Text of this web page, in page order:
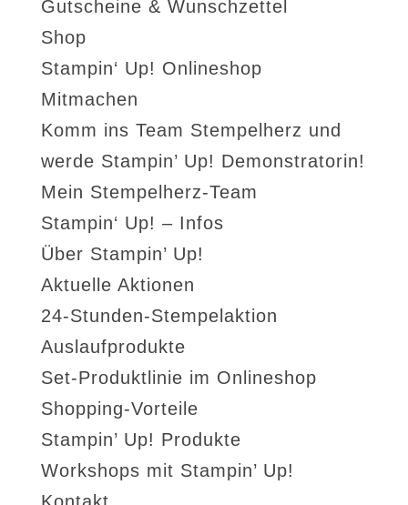
Gutscheine & Wunschzettel
Shop
Stampin‘ Up! Onlineshop
Mitmachen
Komm ins Team Stempelherz und
werde Stampin’ Up! Demonstratorin!
Mein Stempelherz-Team
Stampin‘ Up! – Infos
Über Stampin’ Up!
Aktuelle Aktionen
24-Stunden-Stempelaktion
Auslaufprodukte
Set-Produktlinie im Onlineshop
Shopping-Vorteile
Stampin’ Up! Produkte
Workshops mit Stampin’ Up!